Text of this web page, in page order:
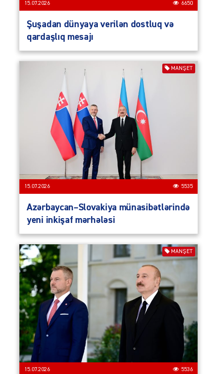
15.07.2026 6650
Şuşadan dünyaya verilən dostluq və
qardaşlıq mesajı
MANŞET
15.07.2026 5535
Azərbaycan–Slovakiya münasibətlərində
yeni inkişaf mərhələsi
MANŞET
15.07.2026 5536